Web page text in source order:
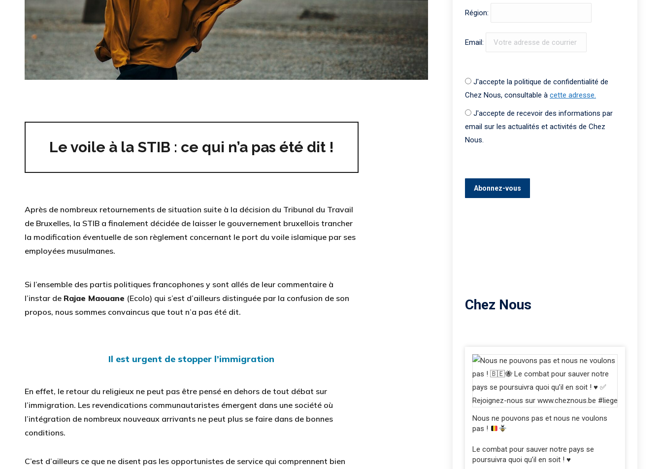
Le voile à la STIB : ce qui n’a pas été dit !
Après de nombreux retournements de situation suite à la décision du Tribunal du Travail
de Bruxelles, la STIB a finalement décidée de laisser le gouvernement bruxellois trancher
la modification éventuelle de son règlement concernant le port du voile islamique par ses
employées musulmanes.
Si l’ensemble des partis politiques francophones y sont allés de leur commentaire à
l’instar de Rajae Maouane (Ecolo) qui s’est d’ailleurs distinguée par la confusion de son
propos, nous sommes convaincus que tout n’a pas été dit.
Il est urgent de stopper l’immigration
En effet, le retour du religieux ne peut pas être pensé en dehors de tout débat sur
l’immigration. Les revendications communautaristes émergent dans une société où
l’intégration de nombreux nouveaux arrivants ne peut plus se faire dans de bonnes
conditions.
C’est d’ailleurs ce que ne disent pas les opportunistes de service qui comprennent bien
Région:
Email:
J'accepte la politique de confidentialité de
Chez Nous, consultable à cette adresse.
J'accepte de recevoir des informations par
email sur les actualités et activités de Chez
Nous.
Chez Nous
Nous ne pouvons pas et nous ne voulons
pas !
Le combat pour sauver notre pays se
poursuivra quoi qu’il en soit ! ♥️